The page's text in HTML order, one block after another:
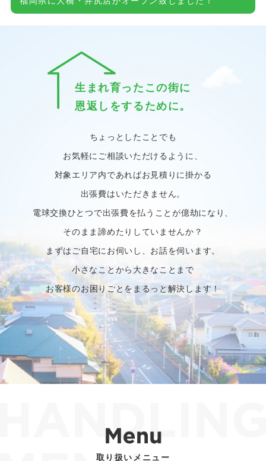
生まれ育ったこの街に
恩返しをするために。
ちょっとしたことでも
お気軽にご相談いただけるように、
対象エリア内であればお見積りに掛かる
出張費はいただきません。
電球交換ひとつで出張費を払うことが億劫になり、
そのまま諦めたりしていませんか？
まずはご自宅にお伺いし、お話を伺います。
小さなことから大きなことまで
お客様のお困りごとをまるっと解決します！
取り扱いメニュー